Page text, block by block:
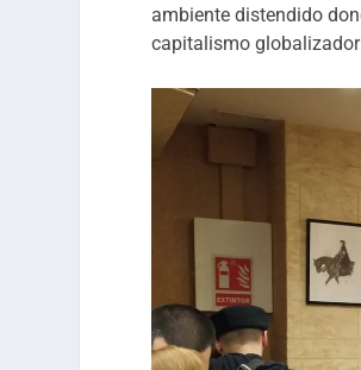
ambiente distendido
capitalismo